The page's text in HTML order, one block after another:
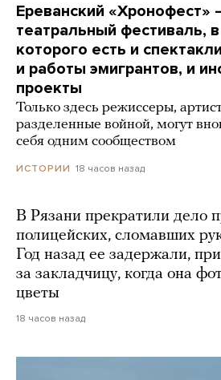
Ереванский «Хронофест»
театральный фестиваль,
которого есть и
и работы эмигрантов, и
проекты
Только здесь режиссеры,
разделенные войной, могут
себя одним сообществом
ИСТОРИИ 18 часов назад
В Рязани прекратили дело
полицейских, сломавших
Год назад ее задержали,
за закладчицу, когда она
цветы
18 часов назад